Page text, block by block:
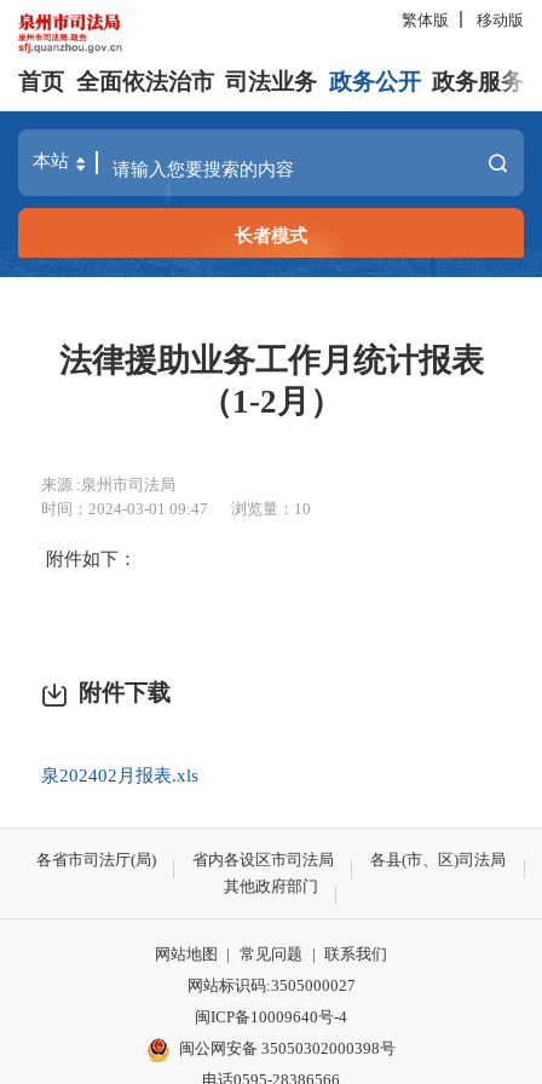
繁体版 移动版
首页 全面依法治市 司法业务 政务公开 政务服务
长者模式
法律援助业务工作月统计报表
（1-2月）
来源 :泉州市司法局
时间：2024-03-01 09:47
浏览量： 10
附件如下：
附件下载
泉202402月报表.xls
各省市司法厅(局) 省内各设区市司法局
各县(市、区)司法局
其他政府部门
网站地图 | 常见问题 | 联系我们
网站标识码:3505000027
闽ICP备10009640号-4
闽公网安备 35050302000398号
电话0595-28386566